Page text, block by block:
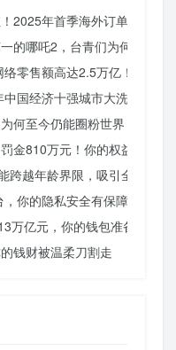
2025年首季海外订单激增，
的哪吒2，台青们为何如此惊
零售额高达2.5万亿！你还在
国经济十强城市大洗牌
何至今仍能圈粉世界？揭秘
金810万元！你的权益被侵犯
跨越年龄界限，吸引全民观影
你的隐私安全有保障了吗？
万亿元，你的钱包准备好了吗
钱财被温柔刀割走